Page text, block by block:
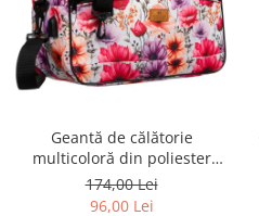
Geantă de călătorie
multicoloră din poliester
rezistent cu port USB,
acoperită cu un model vegetal
174,00 Lei
96,00 Lei